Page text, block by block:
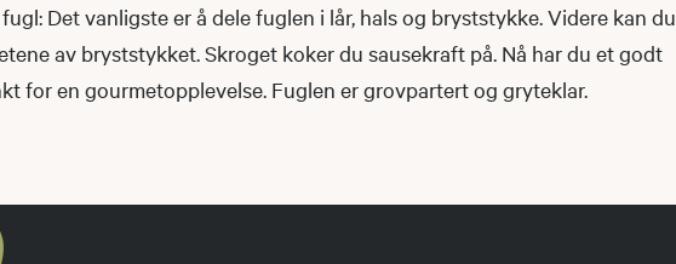
Det vanligste er å dele fuglen i lår, hals og bryststykke. Videre kan du
av bryststykket. Skroget koker du sausekraft på. Nå har du et godt
for en gourmetopplevelse. Fuglen er grovpartert og gryteklar.